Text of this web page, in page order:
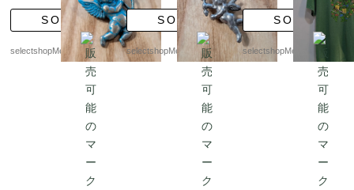
ブルーがかった メタ
ル 翼 アールヌーボ
SOLD
selectshopMerci.
シルバー メッキ 打ち出
し アール ヌーボー ペ
ンダントトップ
SOLD
selectshopMerci.
ンジャ・タートルズ ニ
コロデオン Mサイズ
Tシャツ グリーン
SOLD
selectshopMerci.